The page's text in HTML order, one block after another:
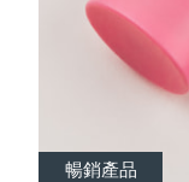
暢銷產品
暢銷產品